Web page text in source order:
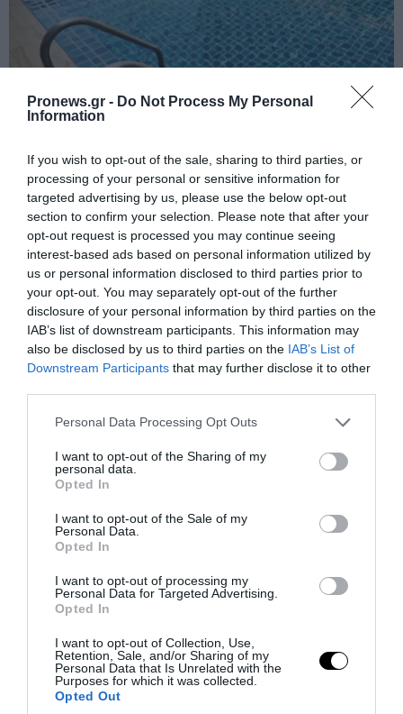
Pronews.gr - Do Not Process My Personal
Information
If you wish to opt-out of the sale, sharing to third parties, or
processing of your personal or sensitive information for
targeted advertising by us, please use the below opt-out
section to confirm your selection. Please note that after your
opt-out request is processed you may continue seeing
interest-based ads based on personal information utilized by
us or personal information disclosed to third parties prior to
your opt-out. You may separately opt-out of the further
disclosure of your personal information by third parties on the
IAB’s list of downstream participants. This information may
also be disclosed by us to third parties on the IAB’s List of
Downstream Participants that may further disclose it to other
Please note that this website/app uses one or more Google
not limited to your visit or usage behaviour. You may click to
grant or deny consent to Google and its third-party tags to
use your data for below specified purposes in below Google
consent section.
Personal Data Processing Opt Outs
I want to opt-out of the Sharing of my
personal data.
Opted In
I want to opt-out of the Sale of my
Personal Data.
Opted In
I want to opt-out of processing my
Personal Data for Targeted Advertising.
Opted In
I want to opt-out of Collection, Use,
Retention, Sale, and/or Sharing of my
Personal Data that Is Unrelated with the
Purposes for which it was collected.
Opted Out
PRONEWS.GR /ΕΣΩΤΕΡΙΚΗ ΑΣΦΑΛΕΙΑ
Πατέρας του 4χρονου στην Πάρο: «Αν ήταν
κάποιος πάνω από την πισίνα, δε θα είχα
θρηνήσει το παιδί μου»
09.08.2026 | 21:06
PRONEWS.GR /ΕΣΩΤΕΡΙΚΗ ΑΣΦΑΛΕΙΑ
Πνίγηκε 65χρονη Βουλγάρα σε παραλία
09.08.2026 | 20:15